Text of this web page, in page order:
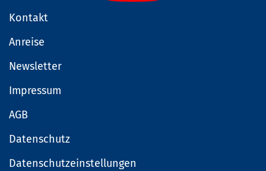
Kontakt
Anreise
Newsletter
Impressum
AGB
Datenschutz
Datenschutzeinstellungen